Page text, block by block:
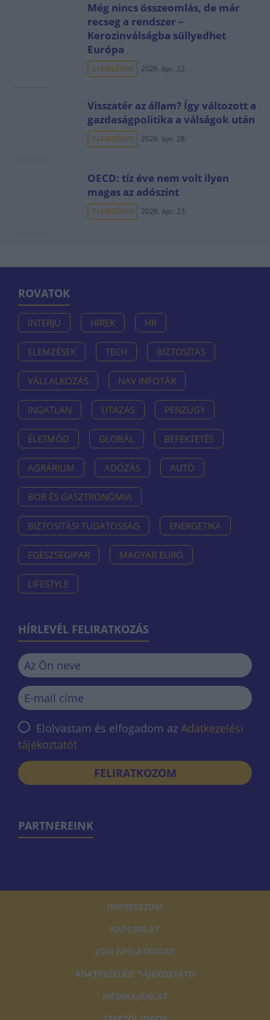
Még nincs összeomlás, de már
recseg a rendszer –
Kerozinválságba süllyedhet
Európa
ELEMZÉSEK 2026. ápr. 22.
Visszatér az állam? Így változott a
gazdaságpolitika a válságok után
ELEMZÉSEK 2026. ápr. 28.
OECD: tíz éve nem volt ilyen
magas az adószint
ELEMZÉSEK 2026. ápr. 23.
ROVATOK
INTERJÚ HÍREK HR
ELEMZÉSEK TECH BIZTOSÍTÁS
VÁLLALKOZÁS NAV INFOTÁR
INGATLAN UTAZÁS PÉNZÜGY
ÉLETMÓD GLOBÁL BEFEKTETÉS
AGRÁRIUM ADÓZÁS AUTÓ
BOR ÉS GASZTRONÓMIA
BIZTOSÍTÁSI TUDATOSSÁG ENERGETIKA
EGÉSZSÉGIPAR MAGYAR EURÓ
LIFESTYLE
HÍRLEVÉL FELIRATKOZÁS
Elolvastam és elfogadom az Adatkezelési
tájékoztatót
FELIRATKOZOM
PARTNEREINK
IMPRESSZUM
KAPCSOLAT
JOGI NYILATKOZAT
ADATKEZELÉSI TÁJÉKOZTATÓ
MÉDIAAJÁNLAT